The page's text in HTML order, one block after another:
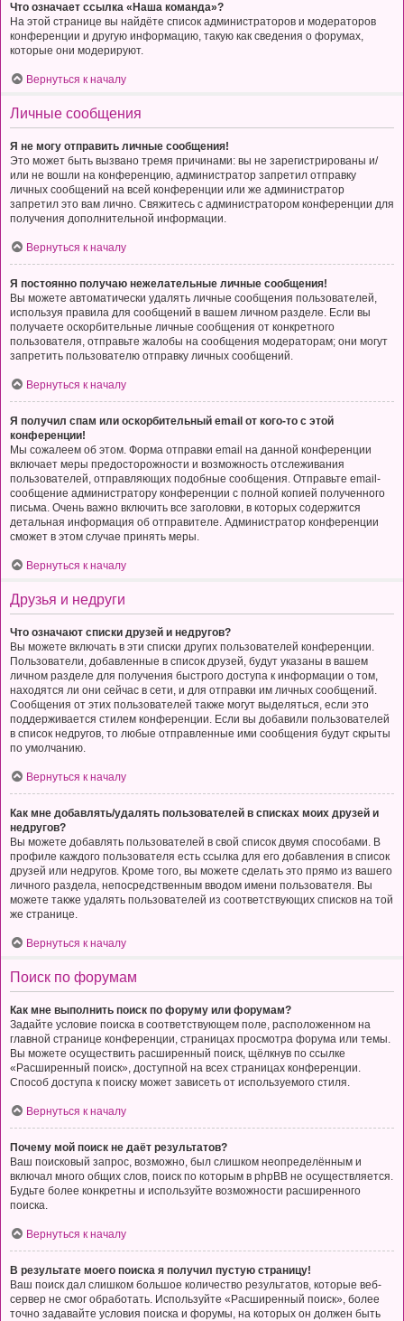
Что означает ссылка «Наша команда»?
На этой странице вы найдёте список администраторов и модераторов
конференции и другую информацию, такую как сведения о форумах,
которые они модерируют.
Вернуться к началу
Личные сообщения
Я не могу отправить личные сообщения!
Это может быть вызвано тремя причинами: вы не зарегистрированы и/
или не вошли на конференцию, администратор запретил отправку
личных сообщений на всей конференции или же администратор
запретил это вам лично. Свяжитесь с администратором конференции для
получения дополнительной информации.
Вернуться к началу
Я постоянно получаю нежелательные личные сообщения!
Вы можете автоматически удалять личные сообщения пользователей,
используя правила для сообщений в вашем личном разделе. Если вы
получаете оскорбительные личные сообщения от конкретного
пользователя, отправьте жалобы на сообщения модераторам; они могут
запретить пользователю отправку личных сообщений.
Вернуться к началу
Я получил спам или оскорбительный email от кого-то с этой
конференции!
Мы сожалеем об этом. Форма отправки email на данной конференции
включает меры предосторожности и возможность отслеживания
пользователей, отправляющих подобные сообщения. Отправьте email-
сообщение администратору конференции с полной копией полученного
письма. Очень важно включить все заголовки, в которых содержится
детальная информация об отправителе. Администратор конференции
сможет в этом случае принять меры.
Вернуться к началу
Друзья и недруги
Что означают списки друзей и недругов?
Вы можете включать в эти списки других пользователей конференции.
Пользователи, добавленные в список друзей, будут указаны в вашем
личном разделе для получения быстрого доступа к информации о том,
находятся ли они сейчас в сети, и для отправки им личных сообщений.
Сообщения от этих пользователей также могут выделяться, если это
поддерживается стилем конференции. Если вы добавили пользователей
в список недругов, то любые отправленные ими сообщения будут скрыты
по умолчанию.
Вернуться к началу
Как мне добавлять/удалять пользователей в списках моих друзей и
недругов?
Вы можете добавлять пользователей в свой список двумя способами. В
профиле каждого пользователя есть ссылка для его добавления в список
друзей или недругов. Кроме того, вы можете сделать это прямо из вашего
личного раздела, непосредственным вводом имени пользователя. Вы
можете также удалять пользователей из соответствующих списков на той
же странице.
Вернуться к началу
Поиск по форумам
Как мне выполнить поиск по форуму или форумам?
Задайте условие поиска в соответствующем поле, расположенном на
главной странице конференции, страницах просмотра форума или темы.
Вы можете осуществить расширенный поиск, щёлкнув по ссылке
«Расширенный поиск», доступной на всех страницах конференции.
Способ доступа к поиску может зависеть от используемого стиля.
Вернуться к началу
Почему мой поиск не даёт результатов?
Ваш поисковый запрос, возможно, был слишком неопределённым и
включал много общих слов, поиск по которым в phpBB не осуществляется.
Будьте более конкретны и используйте возможности расширенного
поиска.
Вернуться к началу
В результате моего поиска я получил пустую страницу!
Ваш поиск дал слишком большое количество результатов, которые веб-
сервер не смог обработать. Используйте «Расширенный поиск», более
точно задавайте условия поиска и форумы, на которых он должен быть